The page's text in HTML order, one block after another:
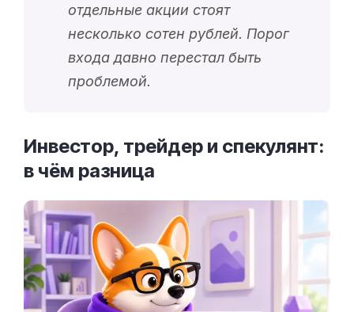
отдельные акции стоят
несколько сотен рублей. Порог
входа давно перестал быть
проблемой.
Инвестор, трейдер и спекулянт:
в чём разница